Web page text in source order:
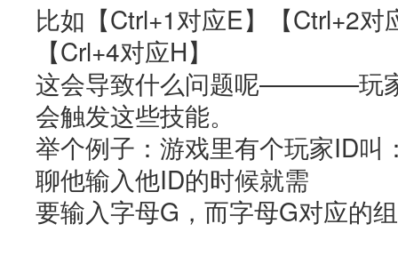
比如【Ctrl+1对应E】【Ctrl+2对
【Crl+4对应H】
这会导致什么问题呢————玩
会触发这些技能。
举个例子：游戏里有个玩家ID叫
聊他输入他ID的时候就需
要输入字母G，而字母G对应的